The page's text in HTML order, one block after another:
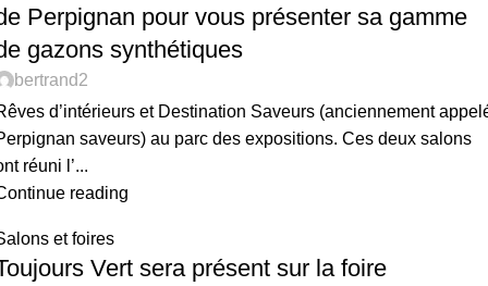
Perpignan pour vous présenter sa gamme
gazons synthétiques
bertrand2
d’intérieurs et Destination Saveurs (anciennement
saveurs) au parc des expositions. Ces deux salons
réuni l’...
reading
et foires
Vert sera présent sur la foire